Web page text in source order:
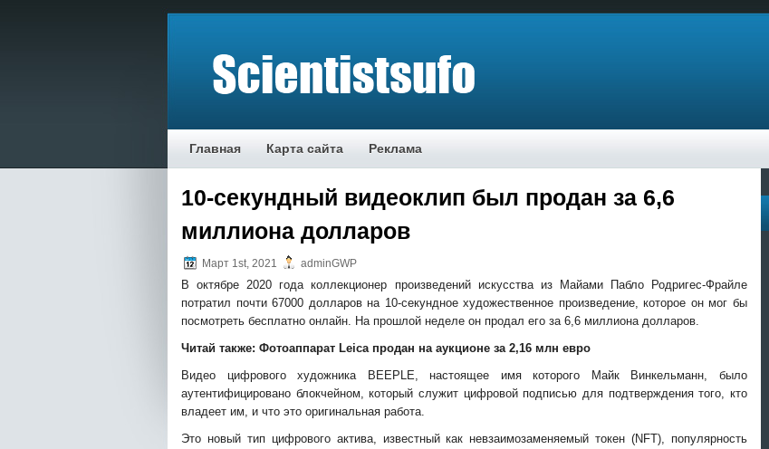
Главная Карта сайта Реклама
10-секундный видеоклип был продан за 6,6
миллиона долларов
Март 1st, 2021 adminGWP
В октябре 2020 года коллекционер произведений искусства из Майами Пабло Родригес-Фрайле
потратил почти 67000 долларов на 10-секундное художественное произведение, которое он мог бы
посмотреть бесплатно онлайн. На прошлой неделе он продал его за 6,6 миллиона долларов.
Читай также: Фотоаппарат Leica продан на аукционе за 2,16 млн евро
Видео цифрового художника BEEPLE, настоящее имякоторого Майк Винкельманн, было
аутентифицировано блокчейном, который служит цифровой подписью для подтверждения того, кто
владеет им, и что это оригинальная работа.
Это новый тип цифрового актива, известный как невзаимозаменяемый токен (NFT), популярность